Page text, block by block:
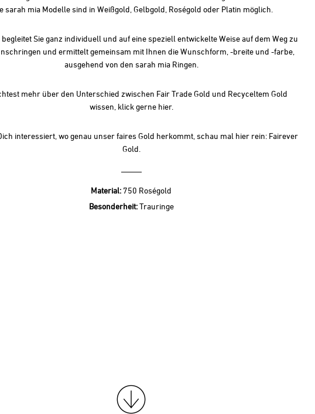
sarah mia Modelle sind in Weißgold, Gelbgold, Roségold oder Platin möglich.
Sie ganz individuell und auf eine speziell entwickelte Weise auf dem Weg zu
und ermittelt gemeinsam mit Ihnen die Wunschform, -breite und -farbe,
ausgehend von den sarah mia Ringen.
mehr über den Unterschied zwischen Fair Trade Gold und Recyceltem Gold
wissen, klick gerne hier.
interessiert, wo genau unser faires Gold herkommt, schau mal hier rein: Fairever
Gold
Material: 750 Roségold
Besonderheit: Trauringe